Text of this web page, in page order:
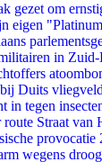
gezet om
eigen
in
Duits
in tegen
route Straat van
provocatie
wegens